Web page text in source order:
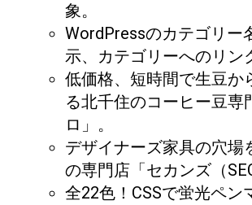
象。
WordPressのカテゴリー
示、カテゴリーへのリン
低価格、短時間で生豆か
る北千住のコーヒー豆専
ロ」。
デザイナーズ家具の穴場
の専門店「セカンズ（
全22色！CSSで蛍光ペン